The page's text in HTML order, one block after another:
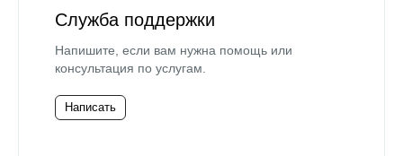
Служба поддержки
Напишите, если вам нужна помощь или
консультация по услугам.
Написать